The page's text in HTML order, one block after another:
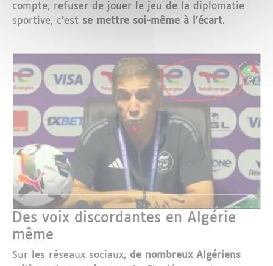
compte, refuser de jouer le jeu de la diplomatie
sportive, c’est se mettre soi-même à l’écart.
Des voix discordantes en Algérie
même
Sur les réseaux sociaux, de nombreux Algériens